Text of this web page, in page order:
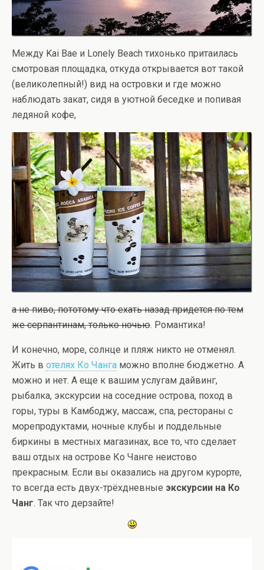
Между Kai Bae и Lonely Beach тихонько притаилась
смотровая площадка, откуда открывается вот такой
(великолепный!) вид на островки и где можно
наблюдать закат, сидя в уютной беседке и попивая
ледяной кофе,
а не пиво, пототому что ехать назад придется по тем
же серпантинам, только ночью. Романтика!
И конечно, море, солнце и пляж никто не отменял.
Жить в отелях Ко Чанга можно вполне бюджетно. А
можно и нет. А еще к вашим услугам дайвинг,
рыбалка, экскурсии на соседние острова, поход в
горы, туры в Камбоджу, массаж, спа, рестораны с
морепродуктами, ночные клубы и поддельные
биркины в местных магазинах, все то, что сделает
ваш отдых на острове Ко Чанге неистово
прекрасным. Если вы оказались на другом курорте,
то всегда есть двух-трёхдневные экскурсии на Ко
Чанг. Так что дерзайте!